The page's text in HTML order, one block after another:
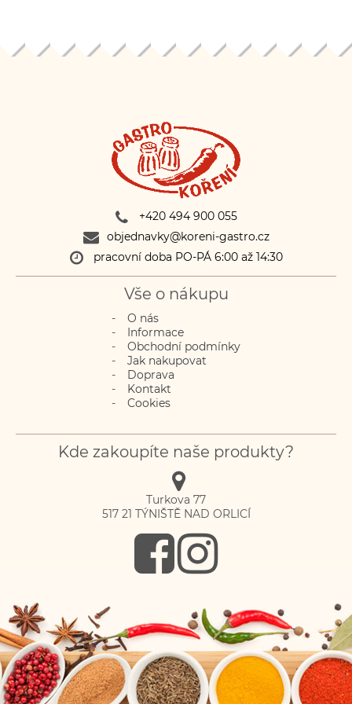
+420 494 900 055
objednavky@koreni-gastro.cz
pracovní doba PO-PÁ 6:00 až 14:30
Vše o nákupu
O nás
Informace
Obchodní podmínky
Jak nakupovat
Doprava
Kontakt
Cookies
Kde zakoupíte naše produkty?
Turkova 77
517 21 TÝNIŠTĚ NAD ORLICÍ